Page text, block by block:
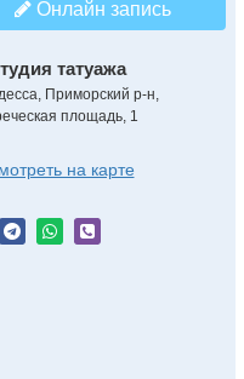
Онлайн запись
татуажа
Приморский р-н,
площадь, 1
на карте